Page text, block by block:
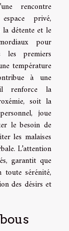
rencontre
privé,
la détente et le
pour
les premiers
température
à une
renforce la
soit la
joue
le besoin de
les malaises
L’attention
garantit que
sérénité,
des désirs et